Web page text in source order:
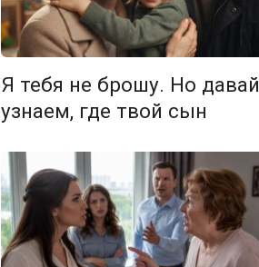
Я тебя не брошу. Но давай
узнаем, где твой сын